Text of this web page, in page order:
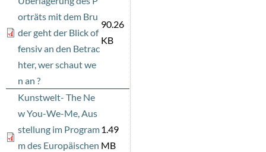
orträts mit dem Bru
der geht der Blick of
fensiv an den Betrac
hter, wer schaut we
n an ?
90.26
KB
Kunstwelt- The Ne
w You-We-Me, Aus
stellung im Program
m des Europäischen
1.49
MB